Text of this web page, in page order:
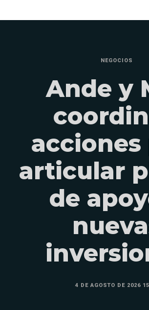
NEGOCIOS
Ande y
acciones
articular
de
4 DE AGOSTO DE 2026